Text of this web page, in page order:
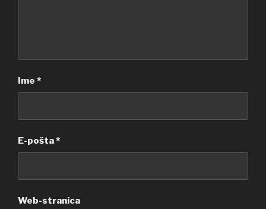
Ime *
E-pošta*
Web-stranica